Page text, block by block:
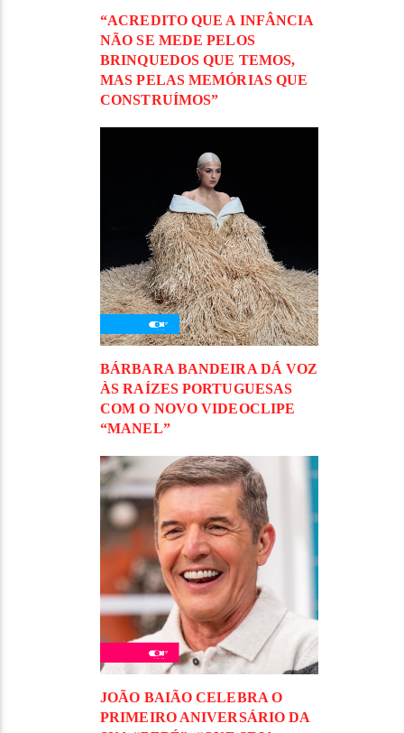
“ACREDITO QUE A INFÂNCIA
NÃO SE MEDE PELOS
BRINQUEDOS QUE TEMOS,
MAS PELAS MEMÓRIAS QUE
CONSTRUÍMOS”
BÁRBARA BANDEIRA DÁ VOZ
ÀS RAÍZES PORTUGUESAS
COM O NOVO VIDEOCLIPE
“MANEL”
JOÃO BAIÃO CELEBRA O
PRIMEIRO ANIVERSÁRIO DA